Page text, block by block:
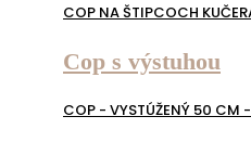
COP NA ŠTIPCOCH
Cop s výstuhou
COP - VYSTÚŽENÝ 50 CM